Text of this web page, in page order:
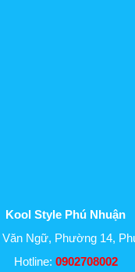
Kool Style Phú Nhuận
Ngữ, Phường 14,
Hotline: 0902708002